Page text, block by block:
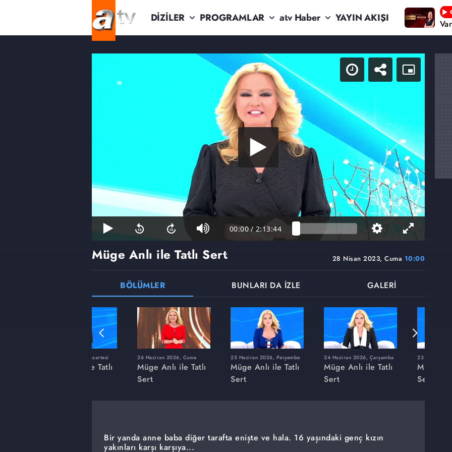
DİZİLER PROGRAMLAR atv Haber YAYIN AKIŞI
00:00 / 2:13:44
28 Nisan 2023, Cuma 10:00
Müge Anlı ile Tatlı Sert
BÖLÜMLER BUNLARI DA İZLE GALERİ
8 Haziran 2026, Pazartesi
Müge Anlı ile Tatlı
26 Haziran 2026, Cuma
Müge Anlı ile Tatlı
Sert
25 Haziran 2026, Perşembe
Müge Anlı ile Tatlı
Sert
24 Haziran 2026, Çarşamba
Müge Anlı ile Tatlı
Sert
23 Haziran
Müge
Sert
Bir yanda anne baba diğer tarafta enişte ve hala. 16 yaşındaki genç kızın
yakınları karşı karşıya...